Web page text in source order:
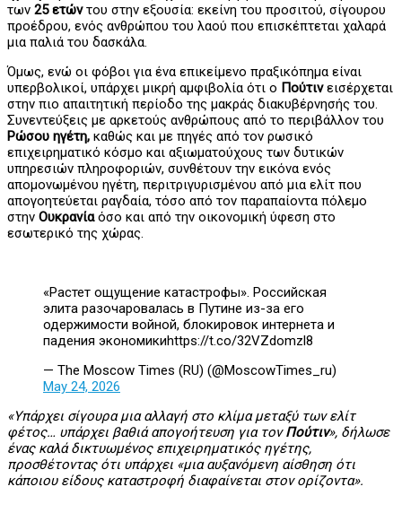
των 25 ετώντου στην εξουσία: εκείνη του προσιτού, σίγουρου
προέδρου, ενός ανθρώπου του λαού που επισκέπτεται χαλαρά
μια παλιά του δασκάλα.
Όμως, ενώ οι φόβοι για ένα επικείμενο πραξικόπημα είναι
υπερβολικοί, υπάρχει μικρή αμφιβολία ότι ο Πούτινεισέρχεται
στην πιο απαιτητική περίοδο της μακράς διακυβέρνησής του.
Συνεντεύξεις με αρκετούς ανθρώπους από το περιβάλλον του
Ρώσου ηγέτη, καθώς και με πηγές από τον ρωσικό
επιχειρηματικό κόσμο και αξιωματούχους των δυτικών
υπηρεσιών πληροφοριών, συνθέτουν την εικόνα ενός
απομονωμένου ηγέτη, περιτριγυρισμένου από μια ελίτ που
απογοητεύεται ραγδαία, τόσο από τον παραπαίοντα πόλεμο
στην Ουκρανίαόσο και από την οικονομική ύφεση στο
εσωτερικό της χώρας.
«Растет ощущение катастрофы». Российская
элита разочаровалась в Путине из-за его
одержимости войной, блокировок интернета и
падения экономикиhttps://t.co/32VZdomzl8
— The Moscow Times (RU) (@MoscowTimes_ru)
May 24, 2026
«Υπάρχει σίγουρα μια αλλαγή στο κλίμα μεταξύ των ελίτ
φέτος… υπάρχει βαθιά απογοήτευση για τονΠούτιν», δήλωσε
ένας καλά δικτυωμένος επιχειρηματικός ηγέτης,
προσθέτοντας ότι υπάρχει «μια αυξανόμενη αίσθηση ότι
κάποιου είδους καταστροφή διαφαίνεται στον ορίζοντα».